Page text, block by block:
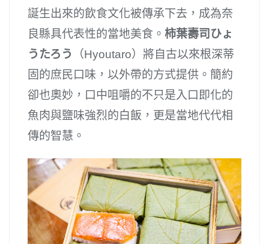
誕生出來的飲食文化被傳承下去，成為奈
良縣具代表性的當地美食。 柿葉壽司ひょ
うたろう
（Hyoutaro）將自古以來根深蒂
固的庶民口味，以外帶的方式提供。簡約
卻也奧妙，口中咀嚼的不只是入口即化的
魚肉與鹽味強烈的白飯，更是當地代代相
傳的智慧。